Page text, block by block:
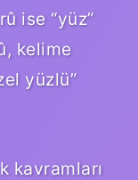
ise “yüz”
kelime
yüzlü”
kavramları